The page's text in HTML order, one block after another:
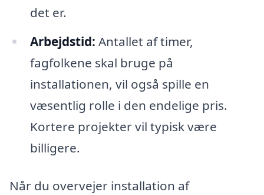
det er.
Arbejdstid: Antallet af timer,
fagfolkene skal bruge på
installationen, vil også spille en
væsentlig rolle i den endelige pris.
Kortere projekter vil typisk være
billigere.
Når du overvejer installation af